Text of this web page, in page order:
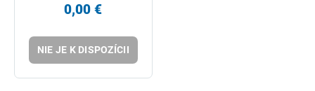
0,00 €
NIE JE K DISPOZÍCII